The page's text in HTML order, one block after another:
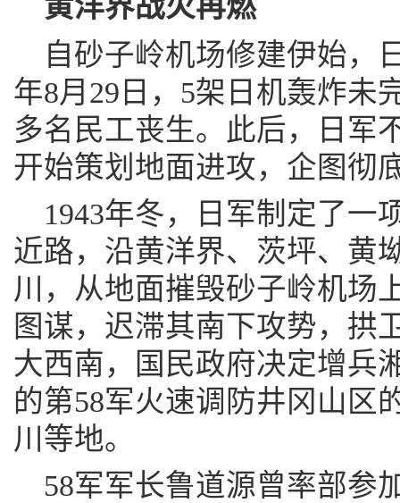
黄洋界战火再燃
自砂子岭机场修建伊始，
年8月29日，5架日机轰炸未
多名民工丧生。此后，日军
开始策划地面进攻，企图彻
1943年冬，日军制定了一
近路，沿黄洋界、茨坪、黄
川，从地面摧毁砂子岭机场
图谋，迟滞其南下攻势，拱
大西南，国民政府决定增兵
的第58军火速调防井冈山区
川等地。
58军军长鲁道源曾率部参